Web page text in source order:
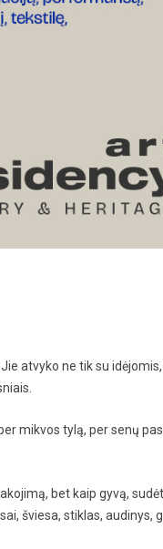
atvyko ne tik su
mikvos tylą, per senų
bet kaip gyvą,
šviesa, stiklas, audinys,